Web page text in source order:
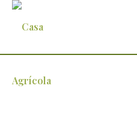
joao-cortez-de-lobao-